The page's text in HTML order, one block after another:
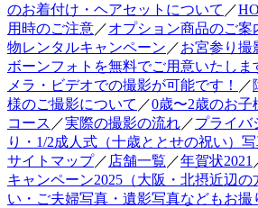
のお着付け・ヘアセットについて ／
用時のご注意／オプション商品のご案
物レンタルキャンペーン ／お宮参り撮
ボーンフォトを無料でご用意いたしま
メラ・ビデオでの撮影が可能です！ ／
様のご撮影について ／0歳〜2歳のお子
コース ／実際の撮影の流れ／プライバ
り・1/2成人式（十歳ととせの祝い）
サイトマップ／ 店舗一覧 ／年賀状2021
キャンペーン2025（大阪・北摂近辺の
い・ご夫婦写真・遺影写真などもお撮